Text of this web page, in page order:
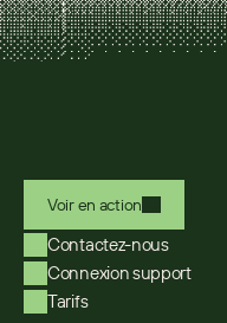
Voir en action
Contactez-nous
Connexion support
Tarifs